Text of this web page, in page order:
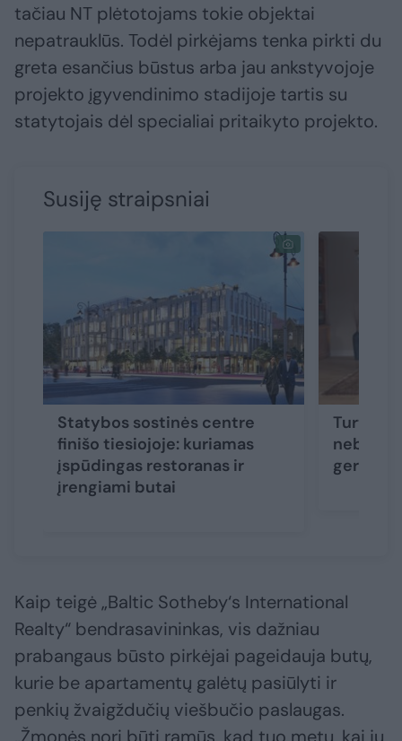
tačiau NT plėtotojams tokie objektai
nepatrauklūs. Todėl pirkėjams tenka pirkti du
greta esančius būstus arba jau ankstyvojoje
projekto įgyvendinimo stadijoje tartis su
statytojais dėl specialiai pritaikyto projekto.
Susiję straipsniai
Statybos sostinės centre
finišo tiesiojoje: kuriamas
įspūdingas restoranas ir
įrengiami butai
geroje
Kaip teigė „Baltic Sotheby‘s International
Realty“ bendrasavininkas, vis dažniau
prabangaus būsto pirkėjai pageidauja butų,
kurie be apartamentų galėtų pasiūlyti ir
penkių žvaigždučių viešbučio paslaugas.